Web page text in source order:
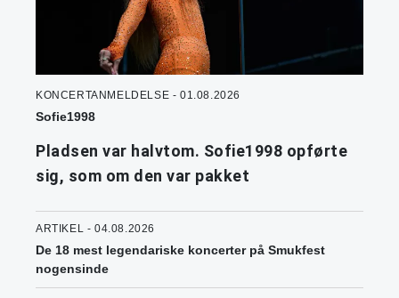
KONCERTANMELDELSE - 01.08.2026
Sofie1998
Pladsen var halvtom. Sofie1998 opførte
sig, som om den var pakket
ARTIKEL - 04.08.2026
De 18 mest legendariske koncerter på Smukfest
nogensinde